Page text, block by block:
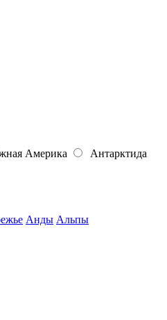
Америка Антарктида
Анды Альпы